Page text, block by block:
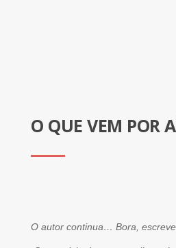
O QUE VEM POR
O autor continua… Bora,